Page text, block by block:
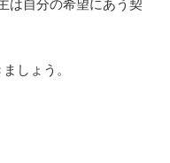
は自分の希望にあう契
しょう。